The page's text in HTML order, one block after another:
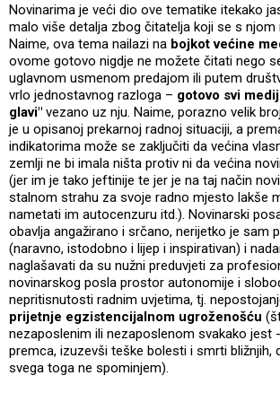
Novinarima je veći dio ove tematike itekako
malo više detalja zbog čitatelja koji se s njom
Naime, ova tema nailazi na bojkot većine
ovome gotovo nigdje ne možete čitati nego
uglavnom usmenom predajom ili putem
vrlo jednostavnog razloga – gotovo svi
glavi" vezano uz nju. Naime, porazno velik
je u opisanoj prekarnoj radnoj situaciji, a
indikatorima može se zaključiti da većina
zemlji ne bi imala ništa protiv ni da većina
(jer im je tako jeftinije te jer je na taj način
stalnom strahu za svoje radno mjesto lakše
nametati im autocenzuru itd.). Novinarski
obavlja angažirano i srčano, nerijetko je sam
(naravno, istodobno i lijep i inspirativan) i
naglašavati da su nužni preduvjeti za
novinarskog posla prostor autonomije i
nepritisnutosti radnim uvjetima, tj.
prijetnje egzistencijalnom ugroženošću
nezaposlenim ili nezaposlenom svakako jest
premca, izuzevši teške bolesti i smrti bližnjih,
svega toga ne spominjem).